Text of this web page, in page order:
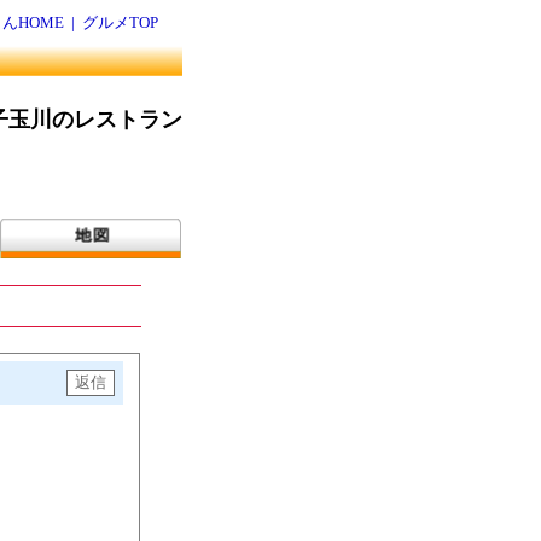
HOME| グルメTOP
玉川のレストラン